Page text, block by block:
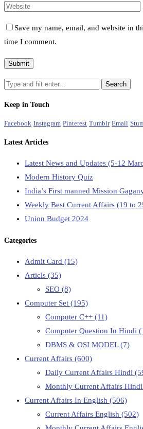
Save my name, email, and website in
time I comment.
Keep in Touch
Facebook Instagram Pinterest Tumblr Email
Latest Articles
Latest News and Updates (5-12
Modern History Quiz
India’s First manned Mission
Weekly Best Current Affairs (19 to
Union Budget 2024
Categories
Admit Card (15)
Articls (35)
SEO (8)
Computer Set (195)
Computer C++ (11)
Computer Question In Hindi
DBMS & OSI MODEL(7)
Current Affairs (600)
Daily Current Affairs Hindi
Monthly Current Affairs Hindi
Current Affairs In English (506)
Current Affairs English (502)